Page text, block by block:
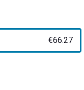
€66.27